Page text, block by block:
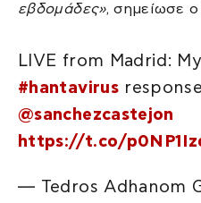
εβδομάδες», σημείωσε ο
LIVE from Madrid:
#hantavirus
@sanchezcastejon
https://t.co/
— Tedros Adhanom